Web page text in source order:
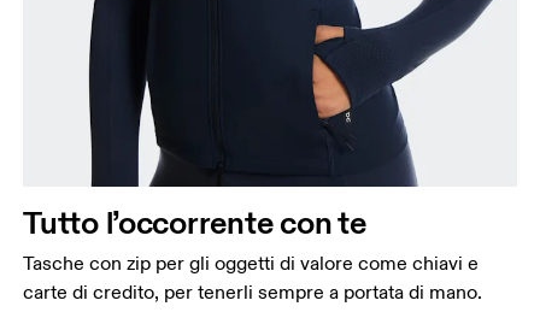
Tutto l’occorrente con te
Tasche con zip per gli oggetti di valore come chiavi e
carte di credito, per tenerli sempre a portata di mano.